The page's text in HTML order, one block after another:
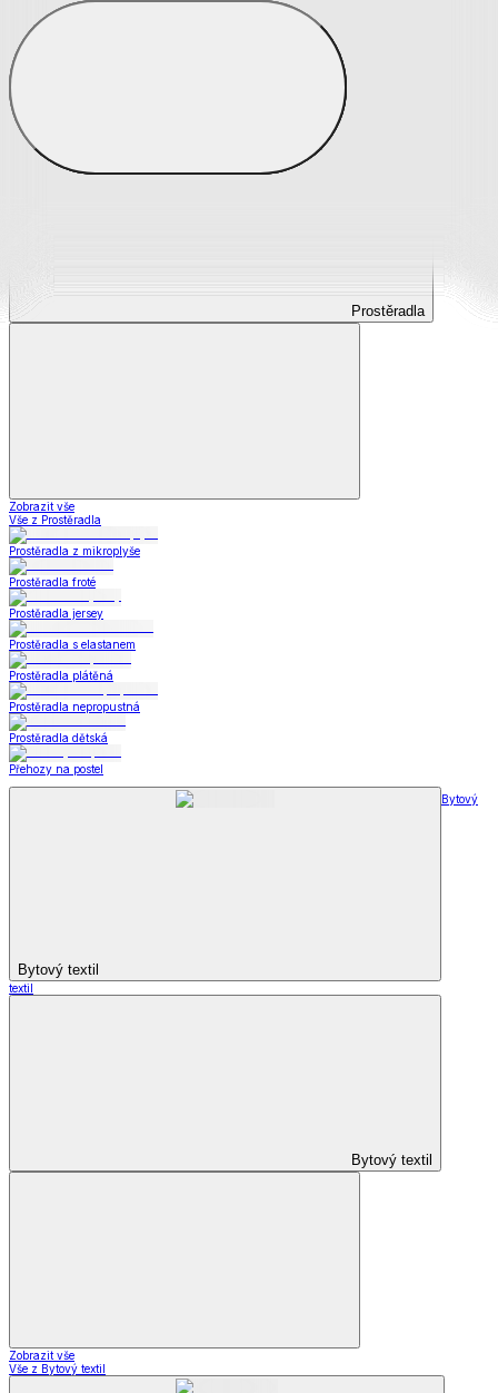
Prostěradla
Prostěradla
Zobrazit vše
Vše z Prostěradla
Prostěradla z mikroplyše
Prostěradla froté
Prostěradla jersey
Prostěradla s elastanem
Prostěradla plátěná
Prostěradla nepropustná
Prostěradla dětská
Přehozy na postel
Bytový textil
Bytový
textil
Bytový textil
Zobrazit vše
Vše z Bytový textil